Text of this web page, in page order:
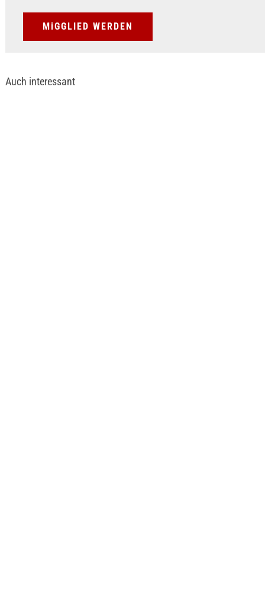
MiGGLIED WERDEN
Auch interessant